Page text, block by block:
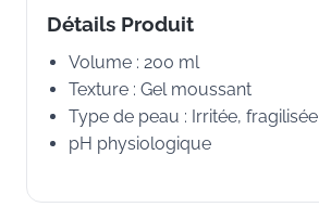
Détails Produit
Volume : 200 ml
Texture : Gel moussant
Type de peau : Irritée, fragilisée
pH physiologique